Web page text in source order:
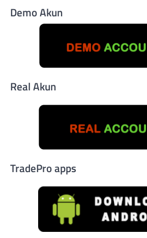
Demo Akun
Real Akun
TradePro apps